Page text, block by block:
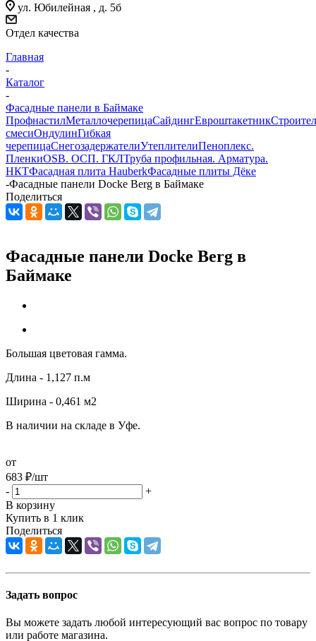
ул. Юбилейная , д. 5б
Отдел качества
Главная
-
Каталог
-
Фасадные панели в Баймаке
ПрофнастилМеталлочерепицаСайдингЕвроштакетник
смесиОндулинГибкая
черепицаСнегозадержателиУтеплителиПеноплекс.
ПленкиOSB. ОСП. ГКЛТруба профильная. Арматура.
НКТФасадная плита HauberkФасадные плиты Дёке
-Фасадные панели Dockе Berg в Баймаке
Поделиться
Фасадные панели Dockе Berg в
Баймаке
Большая цветовая гамма.
Длина - 1,127 п.м
Ширина - 0,461 м2
В наличии на складе в Уфе.
от
683 ₽/шт
-
+
В корзину
Купить в 1 клик
Поделиться
Задать вопрос
Вы можете задать любой интересующий вас вопрос по товару
или работе магазина.